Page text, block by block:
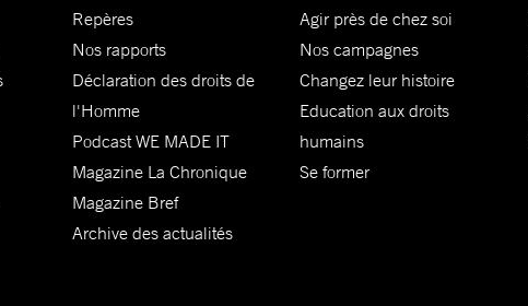
Repères
Nos rapports
Déclaration des droits de
l'Homme
Podcast WE MADE IT
Magazine La Chronique
Magazine Bref
Archive des actualités
Agir près de chez soi
Nos campagnes
Changez leur histoire
Education aux droits
humains
Se former